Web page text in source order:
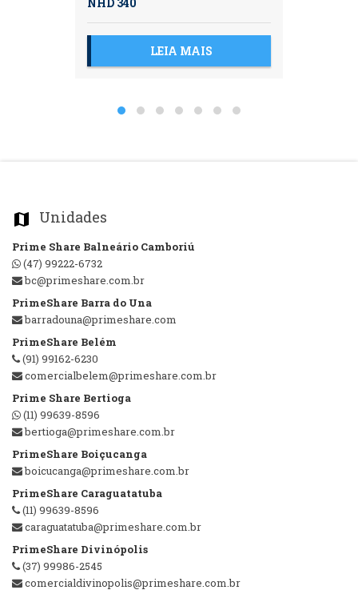
LEIA MAIS
map_marker
Unidades
Prime Share Balneário Camboriú
(47) 99222-6732
bc@primeshare.com.br
PrimeShare Barra do Una
barradouna@primeshare.com
PrimeShare Belém
(91) 99162-6230
comercialbelem@primeshare.com.br
Prime Share Bertioga
(11) 99639-8596
bertioga@primeshare.com.br
PrimeShare Boiçucanga
boicucanga@primeshare.com.br
PrimeShare Caraguatatuba
(11) 99639-8596
caraguatatuba@primeshare.com.br
PrimeShare Divinópolis
(37) 99986-2545
comercialdivinopolis@primeshare.com.br